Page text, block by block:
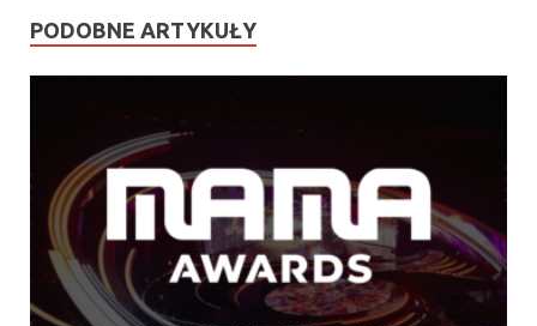
PODOBNE ARTYKUŁY